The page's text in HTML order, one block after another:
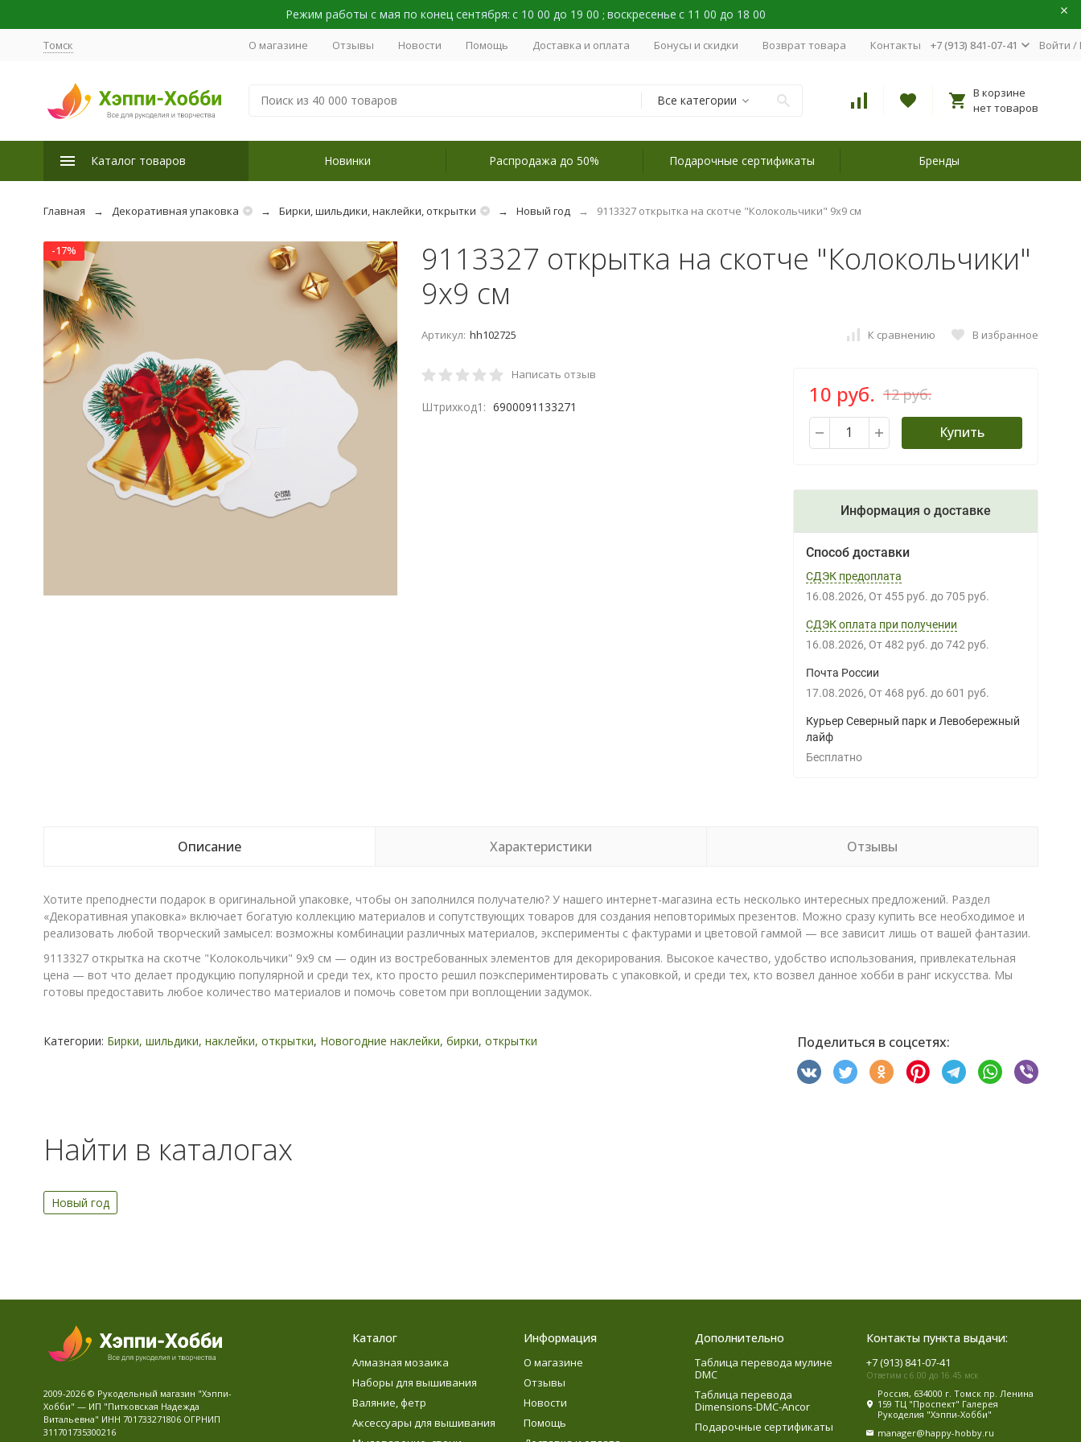
Режим работы с мая по конец сентября: с 10 00 до 19 00 ; воскресенье с 11 00 до 18 00
Томск О магазине Отзывы Новости Помощь Доставка и оплата Бонусы и скидки Возврат товара Контакты +7 (913) 841-07-41 Войти /
Все категории
В корзине
нет товаров
Каталог товаров Новинки Распродажа до 50% Подарочные сертификаты Бренды
Главная Декоративная упаковка Бирки, шильдики, наклейки, открытки Новый год 9113327 открытка на скотче "Колокольчики" 9х9 см
-17%
9113327 открытка на скотче "Колокольчики"
9х9 см
Артикул: hh102725 К сравнению В избранное
Написать отзыв
Штрихкод1: 6900091133271 10 руб. 12 руб.
Купить
Информация о доставке
Способ доставки
СДЭК предоплата
16.08.2026 От 455 руб. до 705 руб.
СДЭК оплата при получении
16.08.2026 От 482 руб. до 742 руб.
Почта России
17.08.2026 От 468 руб. до 601 руб.
Курьер Северный парк и Левобережный
лайф
Бесплатно
Описание Характеристики Отзывы
Хотите преподнести подарок в оригинальной упаковке, чтобы он заполнился получателю? У нашего интернет-магазина есть несколько интересных предложений. Раздел
«Декоративная упаковка» включает богатую коллекцию материалов и сопутствующих товаров для создания неповторимых презентов. Можно сразу купить все необходимое и
реализовать любой творческий замысел: возможны комбинации различных материалов, эксперименты с фактурами и цветовой гаммой — все зависит лишь от вашей фантазии.
9113327 открытка на скотче "Колокольчики" 9х9 см — один из востребованных элементов для декорирования. Высокое качество, удобство использования, привлекательная
цена — вот что делает продукцию популярной и среди тех, кто просто решил поэкспериментировать с упаковкой, и среди тех, кто возвел данное хобби в ранг искусства. Мы
готовы предоставить любое количество материалов и помочь советом при воплощении задумок.
Категории: Бирки, шильдики, наклейки, открытки, Новогодние наклейки, бирки, открытки Поделиться в соцсетях:
Найти в каталогах
Новый год
2009-2026 © Рукодельный магазин "Хэппи-
Хобби" — ИП "Питковская Надежда
Витальевна" ИНН 701733271806 ОГРНИП
311701735300216
Каталог
Алмазная мозаика
Наборы для вышивания
Валяние, фетр
Аксессуары для вышивания
Информация
О магазине
Отзывы
Новости
Помощь
Дополнительно
Таблица перевода мулине
DMC
Таблица перевода
Dimensions-DMC-Ancor
Подарочные сертификаты
Контакты пункта выдачи:
+7 (913) 841-07-41
Ответим с 6.00 до 16.45 мск
Россия, 634000 г. Томск пр. Ленина
159 ТЦ "Проспект" Галерея
Рукоделия "Хэппи-Хобби"
manager@happy-hobby.ru